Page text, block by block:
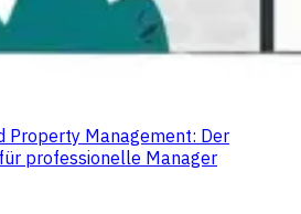
Property Management: Der
professionelle Manager